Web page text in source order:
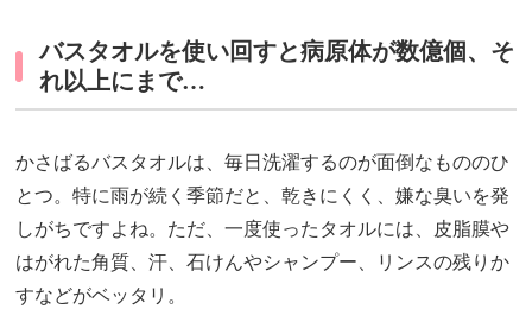
バスタオルを使い回すと病原体が数億個、そ
れ以上にまで…
かさばるバスタオルは、毎日洗濯するのが面倒なもののひ
とつ。特に雨が続く季節だと、乾きにくく、嫌な臭いを発
しがちですよね。ただ、一度使ったタオルには、皮脂膜や
はがれた角質、汗、石けんやシャンプー、リンスの残りか
すなどがベッタリ。